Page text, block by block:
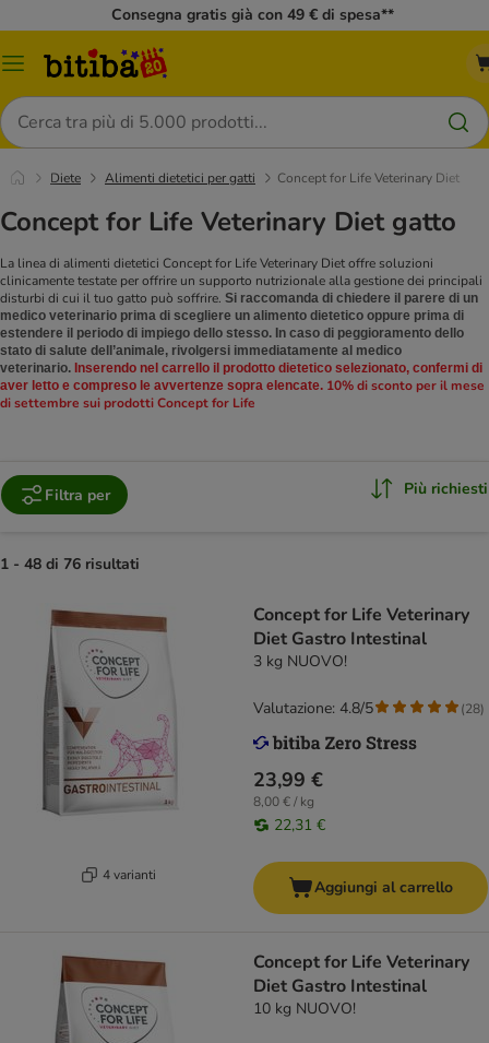
Consegna gratis già con 49 € di spesa**
Overview
Cerca
Diete Alimenti dietetici per gatti Concept for Life Veterinary Diet
Concept for Life Veterinary Diet gatto
La linea di alimenti dietetici Concept for Life Veterinary Diet offre soluzioni
clinicamente testate per offrire un supporto nutrizionale alla gestione dei principali
disturbi di cui il tuo gatto può soffrire. Si raccomanda di chiedere il parere di un
medico veterinario prima di scegliere un alimento dietetico oppure prima di
estendere il periodo di impiego dello stesso. In caso di peggioramento dello
stato di salute dell’animale, rivolgersi immediatamente al medico
veterinario. Inserendo nel carrello il prodotto dietetico selezionato, confermi di
aver letto e compreso le avvertenze sopra elencate. 10% di sconto per il mese
di settembre sui prodotti Concept for Life
Filtra per Più richiesti
1 - 48 di 76 risultati
4 varianti
Concept for Life Veterinary
Diet Gastro Intestinal
3 kg NUOVO!
23,99 €
8,00 € / kg
22,31 €
Valutazione: 4.8/5 (28)
Aggiungi al carrello
Concept for Life Veterinary
Diet Gastro Intestinal
10 kg NUOVO!